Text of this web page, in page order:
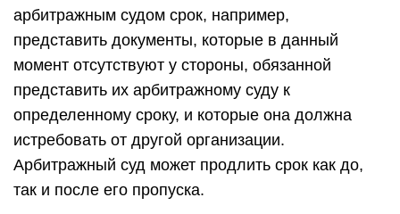
арбитражным судом срок, например,
представить документы, которые в данный
момент отсутствуют у стороны, обязанной
представить их арбитражному суду к
определенному сроку, и которые она должна
истребовать от другой организации.
Арбитражный суд может продлить срок как до,
так и после его пропуска.